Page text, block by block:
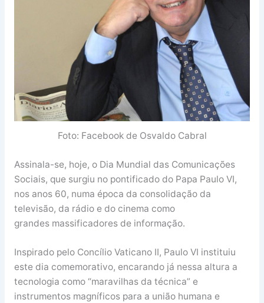
Foto: Facebook de Osvaldo Cabral
Assinala-se, hoje, o Dia Mundial das Comunicações
Sociais, que surgiu no pontificado do Papa Paulo VI,
nos anos 60, numa época da consolidação da
televisão, da rádio e do cinema como
grandes massificadores de informação.
Inspirado pelo Concílio Vaticano II, Paulo VI instituiu
este dia comemorativo, encarando já nessa altura a
tecnologia como “maravilhas da técnica” e
instrumentos magníficos para a união humana e